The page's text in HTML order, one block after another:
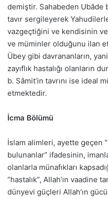
demiştir. Sahabeden Ubâde
tavır sergileyerek
vazgeçtiğini ve kendisinin
ve müminler olduğunu ilan
Übey gibi davrananların,
zayıflık hastalığı olanların
b. Sâmit’in tavrını ise ideal
etmektedir.
İcma Bölümü
İslam alimleri, ayette geçen
bulunanlar” ifadesinin,
olanlarla münafıkları
“hastalık”, Allah’ın vaadine
dünyevi güçleri Allah’ın